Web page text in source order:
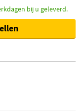
bij u geleverd.